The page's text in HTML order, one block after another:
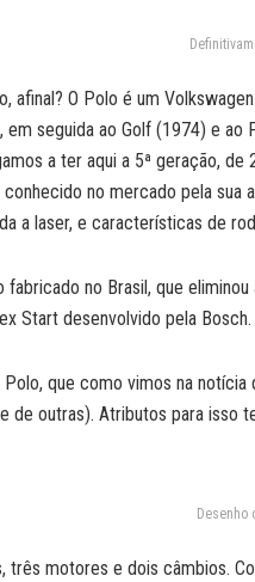
afinal? O Polo é um
em seguida ao Golf (1974) e
a ter aqui a 5ª geração,
no mercado pela sua
a laser, e características de
fabricado no Brasil, que
Start desenvolvido pela
que como vimos na
de outras). Atributos para isso
Desenho
três motores e dois câmbios.